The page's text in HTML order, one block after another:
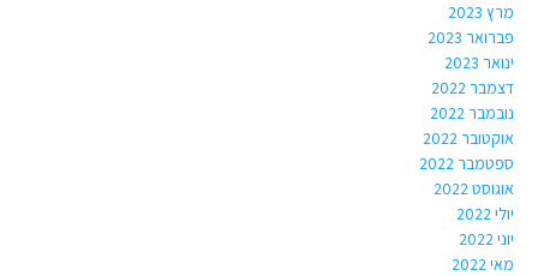
מרץ 2023
פברואר 2023
ינואר 2023
דצמבר 2022
נובמבר 2022
אוקטובר 2022
ספטמבר 2022
אוגוסט 2022
יולי 2022
יוני 2022
מאי 2022